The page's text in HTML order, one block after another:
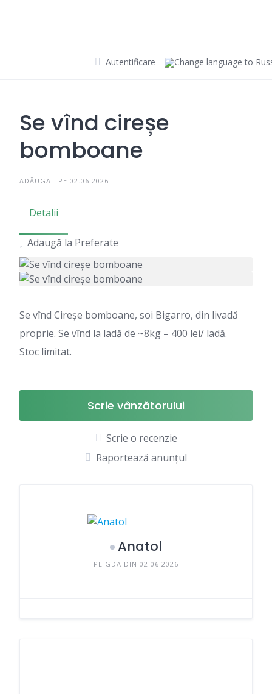
Autentificare
Se vînd cireșe
bomboane
ADĂUGAT PE 02.06.2026
Detalii
Adaugă la Preferate
Se vînd Cireșe bomboane, soi Bigarro, din livadă
proprie. Se vînd la ladă de ~8kg – 400 lei/ ladă.
Stoc limitat.
Scrie vânzătorului
Scrie o recenzie
Raportează anunțul
Anatol
PE GDA DIN 02.06.2026